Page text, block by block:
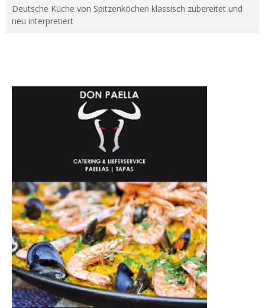
Deutsche Küche von Spitzenköchen klassisch zubereitet und
neu interpretiert